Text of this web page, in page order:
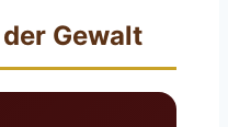
Gewalt